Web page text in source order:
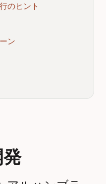
のヒント
ン